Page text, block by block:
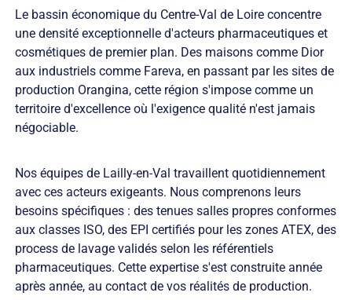
Le bassin économique du Centre-Val de Loire concentre
une densité exceptionnelle d'acteurs pharmaceutiques et
cosmétiques de premier plan. Des maisons comme Dior
aux industriels comme Fareva, en passant par les sites de
production Orangina, cette région s'impose comme un
territoire d'excellence où l'exigence qualité n'est jamais
négociable.
Nos équipes de Lailly-en-Val travaillent quotidiennement
avec ces acteurs exigeants. Nous comprenons leurs
besoins spécifiques : des tenues salles propres conformes
aux classes ISO, des EPI certifiés pour les zones ATEX, des
process de lavage validés selon les référentiels
pharmaceutiques. Cette expertise s'est construite année
après année, au contact de vos réalités de production.